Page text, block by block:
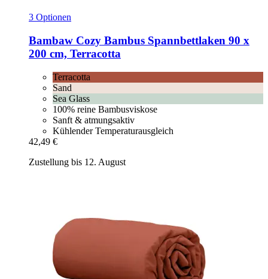
3 Optionen
Bambaw Cozy Bambus Spannbettlaken 90 x
200 cm, Terracotta
Terracotta
Sand
Sea Glass
100% reine Bambusviskose
Sanft & atmungsaktiv
Kühlender Temperaturausgleich
42,49 €
Zustellung bis 12. August